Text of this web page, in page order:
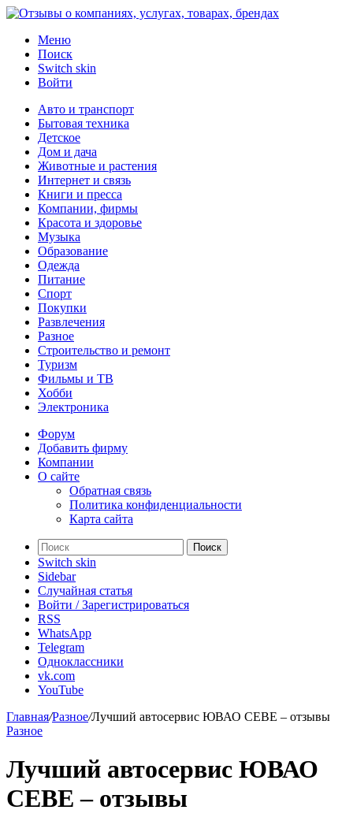
Меню
Поиск
Switch skin
Войти
Авто и транспорт
Бытовая техника
Детское
Дом и дача
Животные и растения
Интернет и связь
Книги и пресса
Компании, фирмы
Красота и здоровье
Музыка
Образование
Одежда
Питание
Спорт
Покупки
Развлечения
Разное
Строительство и ремонт
Туризм
Фильмы и ТВ
Хобби
Электроника
Форум
Добавить фирму
Компании
О сайте
Обратная связь
Политика конфиденциальности
Карта сайта
Поиск
Switch skin
Sidebar
Случайная статья
Войти / Зарегистрироваться
RSS
WhatsApp
Telegram
Одноклассники
vk.com
YouTube
Главная/Разное/Лучший автосервис ЮВАО CEBE – отзывы
Разное
Лучший автосервис ЮВАО
CEBE – отзывы